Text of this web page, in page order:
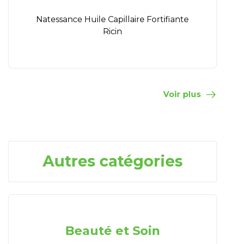
Natessance Huile Capillaire Fortifiante
Ricin
Voir plus
Autres catégories
Beauté et Soin